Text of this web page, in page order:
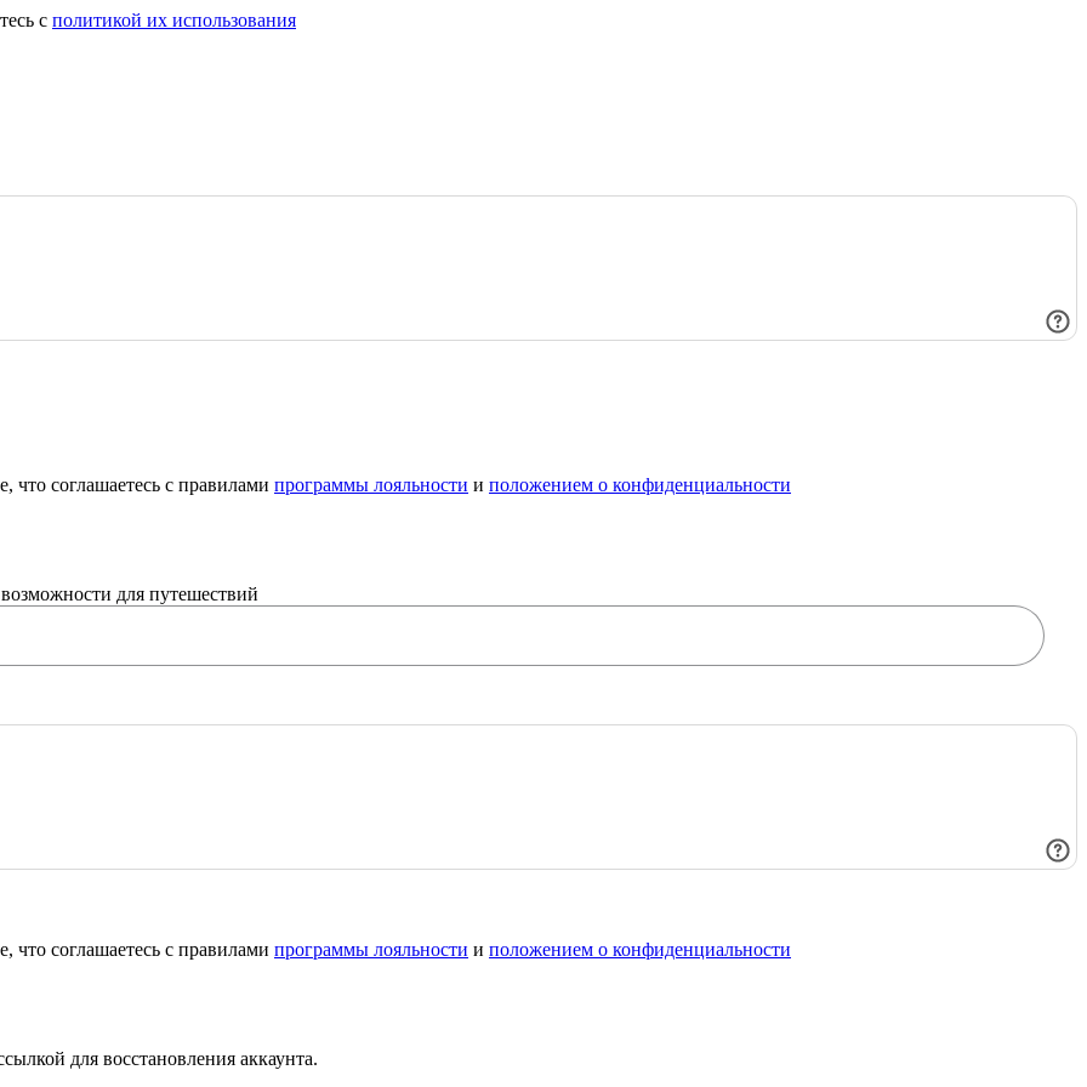
с политикой их использования
соглашаетесь с правилами программы лояльности и положением о конфиденциальности
для путешествий
соглашаетесь с правилами программы лояльности и положением о конфиденциальности
для восстановления аккаунта.